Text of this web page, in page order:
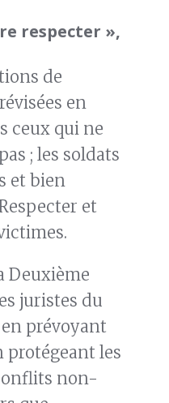
respecter »,
de
en
ceux qui ne
; les soldats
et bien
et
Deuxième
juristes du
prévoyant
les
non-